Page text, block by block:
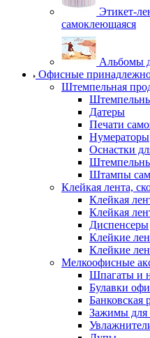
Этикет-
самоклеющаяся
Альбомы
Офисные
Штемпельная
Датеры
Печати
Нумераторы
Оснастки
Штампы
Клейкая лента,
Клейкая
Клейкая
Диспенсеры
Клейкие
Клейкие
Мелкоофисные
Шпагаты и
Булавки
Банковская
Зажимы для